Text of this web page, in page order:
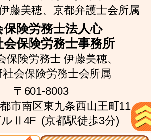
藤美穂、 京都弁護士会所属
保険労務士法人心
会保険労務士事務所
保険労務士 伊藤美穂、
社会保険労務士会所属
〒601-8003
市南区東九条西山王町11
ルⅡ4F (京都駅徒歩3分)